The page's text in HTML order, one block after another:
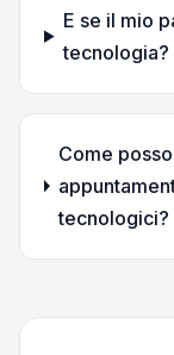
E se il mio
tecnologia?
Come
tecnologici?